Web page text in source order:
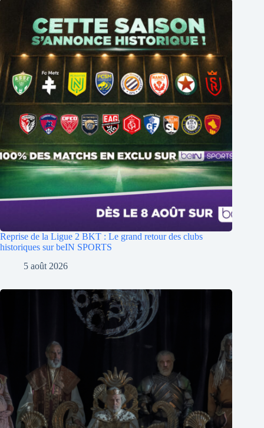
Reprise de la Ligue 2 BKT : Le grand retour des clubs
historiques sur beIN SPORTS
5 août 2026